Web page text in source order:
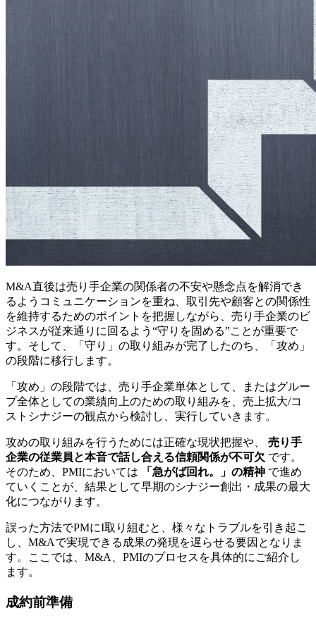
M&A直後は売り手企業の関係者の不安や懸念点を解消でき
るようコミュニケーションを重ね、取引先や顧客との関係性
を維持するためのポイントを把握しながら、売り手企業のビ
ジネスが従来通りに回るよう“守りを固める”ことが重要で
す。そして、「守り」の取り組みが完了したのち、「攻め」
の段階に移行します。
「攻め」の段階では、売り手企業単体として、またはグルー
プ全体としての業績向上のための取り組みを、売上拡大/コ
ストシナジーの観点から検討し、実行していきます。
攻めの取り組みを行うためには正確な現状把握や、 売り手
企業の従業員と本音で話し合える信頼関係が不可欠 です。
そのため、PMIにおいては
「急がば回れ。」の精神 で進め
ていくことが、結果として早期のシナジー創出・成果の最大
化につながります。
誤った方法でPMにI取り組むと、様々なトラブルを引き起こ
し、M&Aで実現できる成果の発現を遅らせる要因となりま
す。ここでは、M&A、PMIのプロセスを具体的にご紹介し
ます。
成約前準備